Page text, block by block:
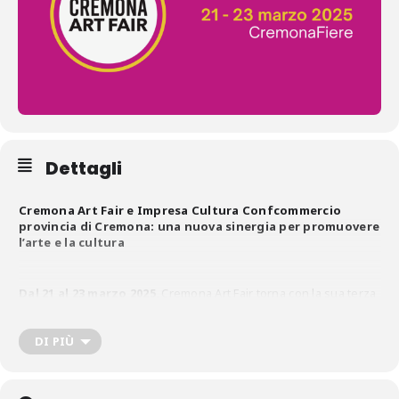
Dettagli
Cremona Art Fair e Impresa Cultura Confcommercio
provincia di Cremona: una nuova sinergia per promuovere
l’arte e la cultura
dialogo tra le molteplici espressioni artistiche, sia nazionali che
internazionali. Quest’anno, la manifestazione si arricchisce di
una collaborazione strategica con Confcommercio Cremona, che
DI PIÙ